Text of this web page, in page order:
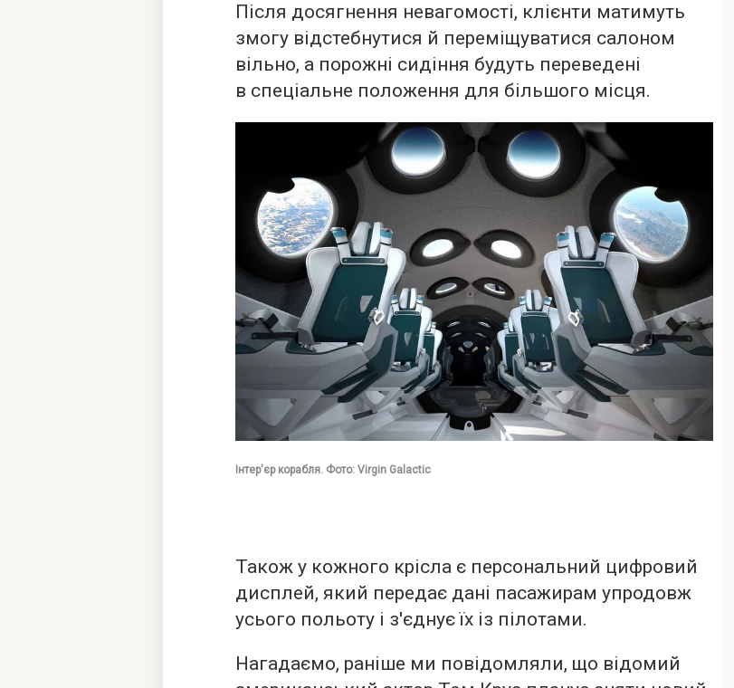
Після досягнення невагомості, клієнти матимуть
змогу відстебнутися й переміщуватися салоном
вільно, а порожні сидіння будуть переведені
в спеціальне положення для більшого місця.
Інтер'єр корабля. Фото: Virgin Galactic
Також у кожного крісла є персональний цифровий
дисплей, який передає дані пасажирам упродовж
усього польоту і з'єднує їх із пілотами.
Нагадаємо, раніше ми повідомляли, що відомий